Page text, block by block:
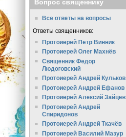
Вопрос священнику
Все ответы на вопросы
Ответы священников:
Протоиерей Пётр Винник
Протоиерей Олег Махнёв
Священник Федор
Людоговский
Протоиерей Андрей Кульков
Протоиерей Андрей Ефанов
Протоиерей Алексий Зайцев
Протоиерей Андрей
Спиридонов
Протоиерей Андрей Ткачёв
Протоиерей Василий Мазур